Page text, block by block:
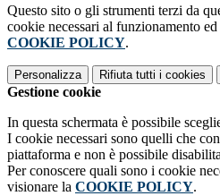
Questo sito o gli strumenti terzi da
cookie necessari al funzionamento
COOKIE POLICY.
Personalizza Rifiuta tutti i cookies
Gestione cookie
In questa schermata è possibile
I cookie necessari sono quelli che
piattaforma e non è possibile
Per conoscere quali sono i cookie
visionare la COOKIE POLICY.